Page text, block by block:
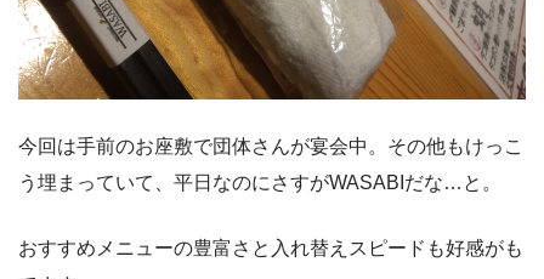
今回は手前のお座敷で団体さんが宴会中。その他もけっこ
う埋まっていて、平日なのにさすがWASABIだな…と。
おすすめメニューの豊富さと入れ替えスピードも好感がも